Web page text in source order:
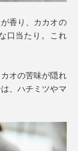
香り、カカオの
口当たり。これ
オの苦味が隠れ
、ハチミツやマ